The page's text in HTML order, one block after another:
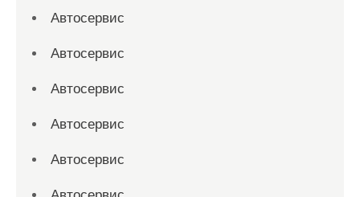
Автосервис
Автосервис
Автосервис
Автосервис
Автосервис